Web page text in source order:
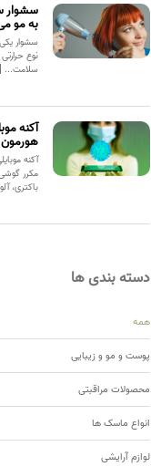
سشوار
به مو
سشوار
نوع
سلامت...
آکنه
هورمون
آکنه
مکرر
باکتری،
دسته بندی ها
همه
پوست و مو و زیبایی
محصولات مراقبتی
انواع ماسک ها
لوازم آرایشی